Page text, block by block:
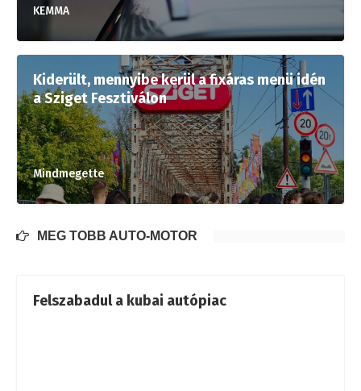
KEMMA
Kiderült, mennyibe kerül a fixáras menü idén
a Sziget Fesztiválon
Mindmegette
MÉG TÖBB AUTÓ-MOTOR
Felszabadul a kubai autópiac